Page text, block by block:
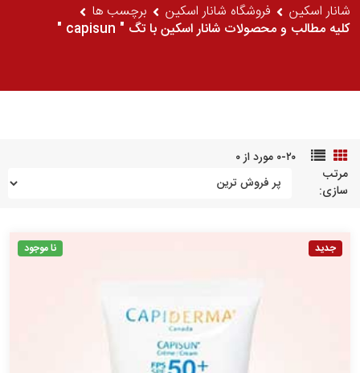
شانار اسکین فروشگاه شانار اسکین
برچسب ها
کلیه مطالب و محصولات شانار اسکین با تگ " capisun "
۰-۲۰ مورد از ۰
مرتب
سازی:
جدید نا موجود